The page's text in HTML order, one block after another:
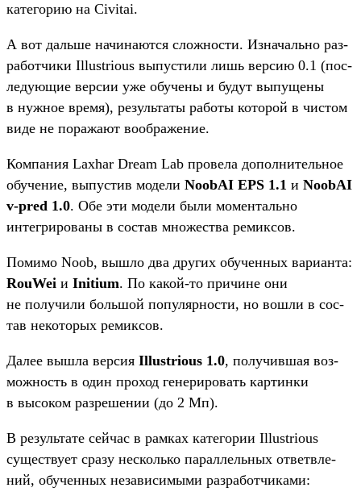
катего­рию на Civitai.
А вот даль­ше начина­ются слож­ности. Изна­чаль­но раз­
работ­чики Illustrious выпус­тили лишь вер­сию 0.1 (пос­
леду­ющие вер­сии уже обу­чены и будут выпуще­ны
в нуж­ное вре­мя), резуль­таты работы которой в чис­том
виде не поража­ют вооб­ражение.
Ком­пания Laxhar Dream Lab про­вела допол­нитель­ное
обу­чение, выпус­тив модели NoobAI EPS 1.1 и NoobAI
v-pred 1.0. Обе эти модели были момен­таль­но
интегри­рова­ны в сос­тав мно­жес­тва ремик­сов.
По­мимо Noob, выш­ло два дру­гих обу­чен­ных вари­анта:
RouWei и Initium. По какой‑то при­чине они
не получи­ли боль­шой популяр­ности, но вош­ли в сос­
тав некото­рых ремик­сов.
Да­лее выш­ла вер­сия Illustrious 1.0, получив­шая воз­
можность в один про­ход генери­ровать кар­тинки
в высоком раз­решении (до 2 Мп).
В резуль­тате сей­час в рам­ках катего­рии Illustrious
сущес­тву­ет сра­зу нес­коль­ко парал­лель­ных ответ­вле­
ний, обу­чен­ных незави­симы­ми раз­работ­чиками: